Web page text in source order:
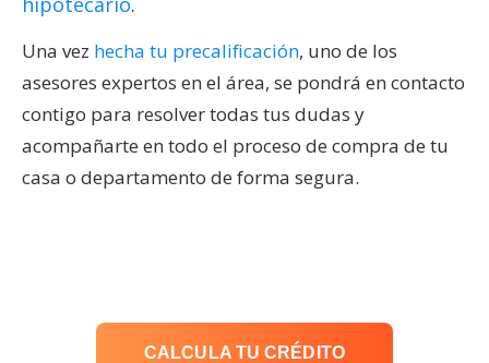
Una vez hecha tu precalificación, uno de los
asesores expertos en el área, se pondrá en contacto
contigo para resolver todas tus dudas y
acompañarte en todo el proceso de compra de tu
casa o departamento de forma segura.
CALCULA TU CRÉDITO